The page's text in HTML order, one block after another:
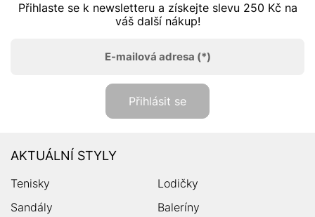
Přihlaste se k newsletteru a získejte slevu 250 Kč na
váš další nákup!
E-mailová adresa (*)
Přihlásit se
AKTUÁLNÍ STYLY
Tenisky
Lodičky
Sandály
Baleríny